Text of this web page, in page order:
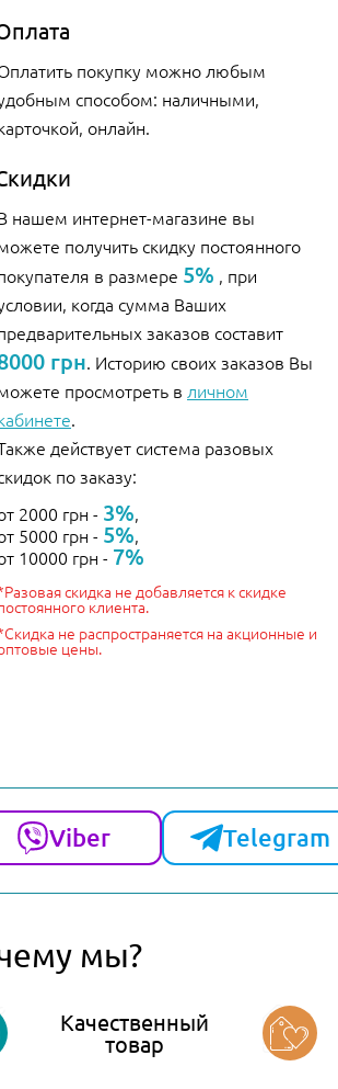
покупку можно любым
способом: наличными,
онлайн.
нашем интернет-магазине вы
получить скидку постоянного
в размере 5% , при
когда сумма Ваших
заказов составит
грн. Историю своих заказов Вы
просмотреть в личном
.
действует система разовых
по заказу:
2000 грн - 3%,
5000 грн - 5%,
10000 грн - 7%
скидка не добавляется к скидке
клиента.
не распространяется на акционные и
цены.
Viber Telegram
мы?
Качественный
товар